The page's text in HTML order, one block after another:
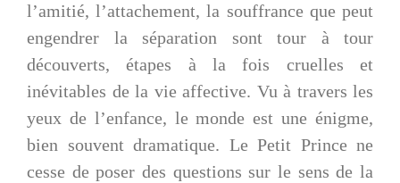
l’amitié, l’attachement, la souffrance que peut
engendrer la séparation sont tour à tour
découverts, étapes à la fois cruelles et
inévitables de la vie affective. Vu à travers les
yeux de l’enfance, le monde est une énigme,
bien souvent dramatique. Le Petit Prince ne
cesse de poser des questions sur le sens de la